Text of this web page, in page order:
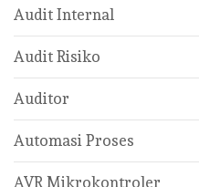
Audit Internal
Audit Risiko
Auditor
Automasi Proses
AVR Mikrokontroler